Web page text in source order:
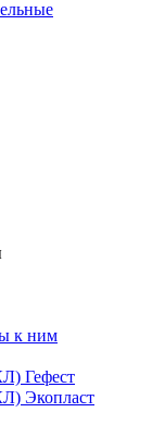
к ним
Гефест
Экопласт